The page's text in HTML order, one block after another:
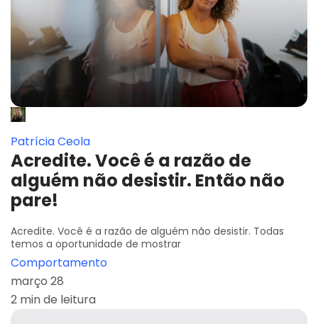
Patrícia Ceola
Acredite. Você é a razão de
alguém não desistir. Então não
pare!
Acredite. Você é a razão de alguém não desistir. Todas
temos a oportunidade de mostrar
Comportamento
março 28
2 min de leitura